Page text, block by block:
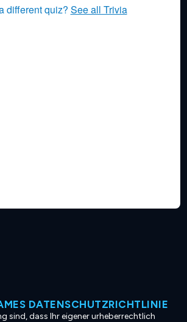
different quiz? See all Trivia
DATENSCHUTZRICHTLINIE
sind, dass Ihr eigener urheberrechtlich